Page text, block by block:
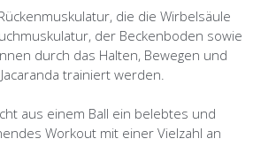
die die Wirbelsäule
der Beckenboden sowie
durch das Halten, Bewegen und
trainiert werden.
aus einem Ball ein belebtes und
Workout mit einer Vielzahl an